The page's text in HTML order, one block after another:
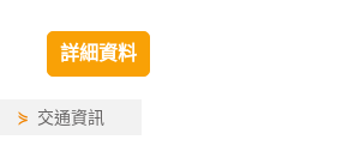
詳細資料
⋟ 交通資訊